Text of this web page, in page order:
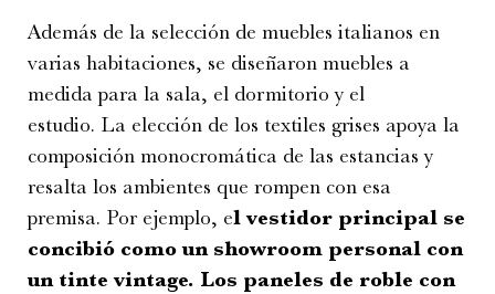
Además de la selección de muebles italianos en
varias habitaciones, se diseñaron muebles a
medida para la sala, el dormitorio y el
estudio. La elección de los textiles grises apoya la
composición monocromática de las estancias y
resalta los ambientes que rompen con esa
premisa. Por ejemplo, el vestidor principal se
concibió como un showroom personal con
un tinte vintage. Los paneles de roble con